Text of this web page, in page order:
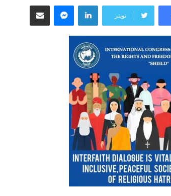
تويتر
لينكدإن ماسنجر مشاركة عبر البريد